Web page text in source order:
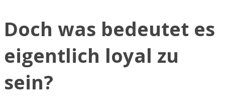
Doch was bedeutet es
eigentlich loyal zu
sein?